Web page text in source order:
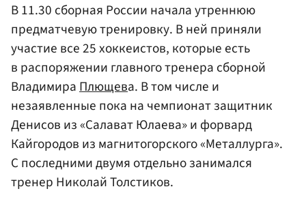
В 11.30 сборная России начала утреннюю
предматчевую тренировку. В ней приняли
участие все 25 хоккеистов, которые есть
в распоряжении главного тренера сборной
ВладимираПлющева. В том числе и
незаявленные пока на чемпионат защитник
Денисов из «Салават Юлаева» и форвард
Кайгородов из магнитогорского «Металлурга».
С последними двумя отдельно занимался
тренер Николай Толстиков.